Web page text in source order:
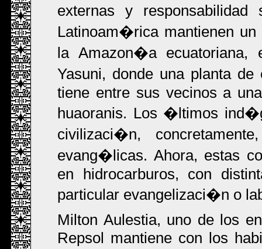
externas y
Latinoam�rica mantienen
la Amazon�a
Yasuni, donde una planta
tiene entre sus vecinos a
huaoranis. Los �ltimos
civilizaci�n,
evang�licas. Ahora, estas
en hidrocarburos, con
particular evangelizaci�n o
Milton Aulestia, uno de los
Repsol mantiene con los